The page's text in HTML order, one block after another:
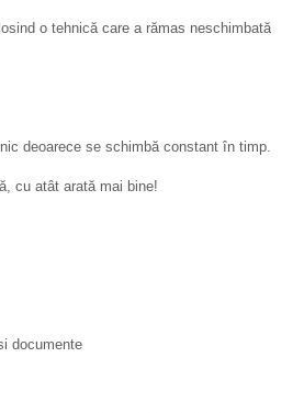
o tehnică care a rămas neschimbată
deoarece se schimbă constant în timp.
cu atât arată mai bine!
documente